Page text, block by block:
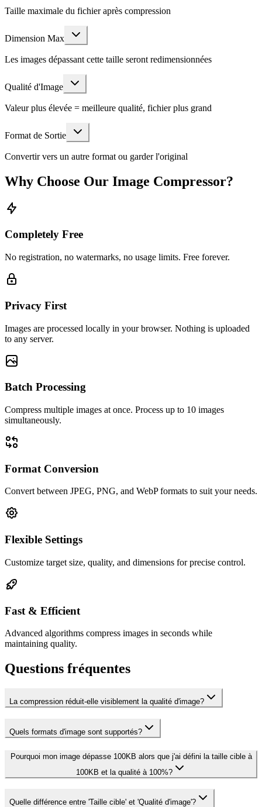
Taille maximale du fichier après compression
Dimension Max
Les images dépassant cette taille seront redimensionnées
Qualité d'Image
Valeur plus élevée = meilleure qualité, fichier plus grand
Format de Sortie
Convertir vers un autre format ou garder l'original
Why Choose Our Image Compressor?
Completely Free
No registration, no watermarks, no usage limits. Free forever.
Privacy First
Images are processed locally in your browser. Nothing is uploaded
to any server.
Batch Processing
Compress multiple images at once. Process up to 10 images
simultaneously.
Format Conversion
Convert between JPEG, PNG, and WebP formats to suit your needs.
Flexible Settings
Customize target size, quality, and dimensions for precise control.
Fast & Efficient
Advanced algorithms compress images in seconds while
maintaining quality.
Questions fréquentes
La compression réduit-elle visiblement la qualité d'image?
Quels formats d'image sont supportés?
Pourquoi mon image dépasse 100KB alors que j'ai défini la taille cible à
100KB et la qualité à 100%?
Quelle différence entre 'Taille cible' et 'Qualité d'image'?